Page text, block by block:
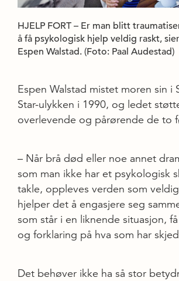
HJELP FORT – Er man blitt
å få psykologisk hjelp veldig raskt,
Espen Walstad. (Foto: Paal Audestad)
Espen Walstad mistet moren sin i
Star-ulykken i 1990, og ledet
overlevende og pårørende de to
– Når brå død eller noe annet
som man ikke har et psykologisk
takle, oppleves verden som
hjelper det å engasjere seg
som står i en liknende situasjon,
og forklaring på hva som har
Det behøver ikke ha så stor